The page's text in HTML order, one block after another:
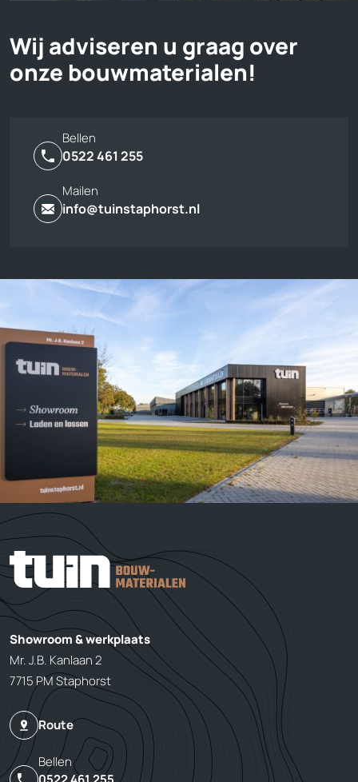
Wij adviseren u graag over
onze bouwmaterialen!
Bellen
0522 461 255
Mailen
info@tuinstaphorst.nl
Showroom & werkplaats
Mr. J.B. Kanlaan 2
7715 PM Staphorst
Route
Bellen